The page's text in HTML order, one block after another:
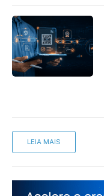
LEIA MAIS